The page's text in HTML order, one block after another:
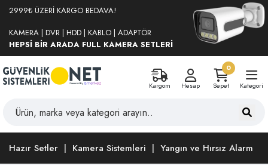
2999₺ ÜZERİ KARGO BEDAVA!
KAMERA | DVR | HDD | KABLO | ADAPTÖR
HEPSİ BİR ARADA FULL KAMERA SETLERİ
Kargom Hesap
0
Sepet
Kategori
Hazır Setler Kamera Sistemleri Yangın ve Hırsız Alarm